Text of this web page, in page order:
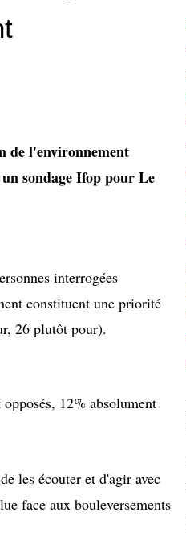
de l'environnement
sondage Ifop pour Le
interrogées
constituent une priorité
26 plutôt pour).
12% absolument
les écouter et d'agir avec
face aux bouleversements